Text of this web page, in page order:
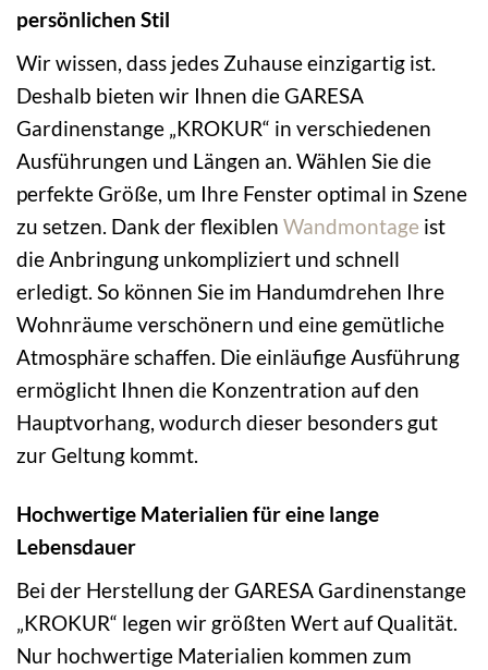
persönlichen Stil
Wir wissen, dass jedes Zuhause einzigartig ist.
Deshalb bieten wir Ihnen die GARESA
Gardinenstange „KROKUR“ in verschiedenen
Ausführungen und Längen an. Wählen Sie die
perfekte Größe, um Ihre Fenster optimal in Szene
zu setzen. Dank der flexiblen Wandmontage ist
die Anbringung unkompliziert und schnell
erledigt. So können Sie im Handumdrehen Ihre
Wohnräume verschönern und eine gemütliche
Atmosphäre schaffen. Die einläufige Ausführung
ermöglicht Ihnen die Konzentration auf den
Hauptvorhang, wodurch dieser besonders gut
zur Geltung kommt.
Hochwertige Materialien für eine lange
Lebensdauer
Bei der Herstellung der GARESA Gardinenstange
„KROKUR“ legen wir größten Wert auf Qualität.
Nur hochwertige Materialien kommen zum